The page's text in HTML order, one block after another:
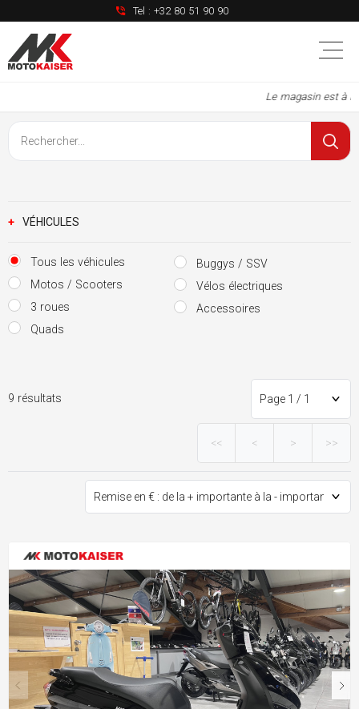
Tel : +32 80 51 90 90
Le magasin est à
+ VÉHICULES
Tous les véhicules
Motos / Scooters
3 roues
Quads
Buggys / SSV
Vélos électriques
Accessoires
9 résultats
<< < > >>